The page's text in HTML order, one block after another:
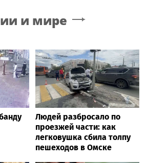
и мире
Людей разбросало по
проезжей части: как
легковушка сбила толпу
пешеходов в Омске